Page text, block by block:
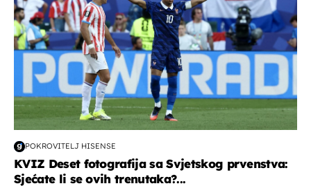
POKROVITELJ HISENSE
KVIZ Deset fotografija sa Svjetskog prvenstva:
Sjećate li se ovih trenutaka?...